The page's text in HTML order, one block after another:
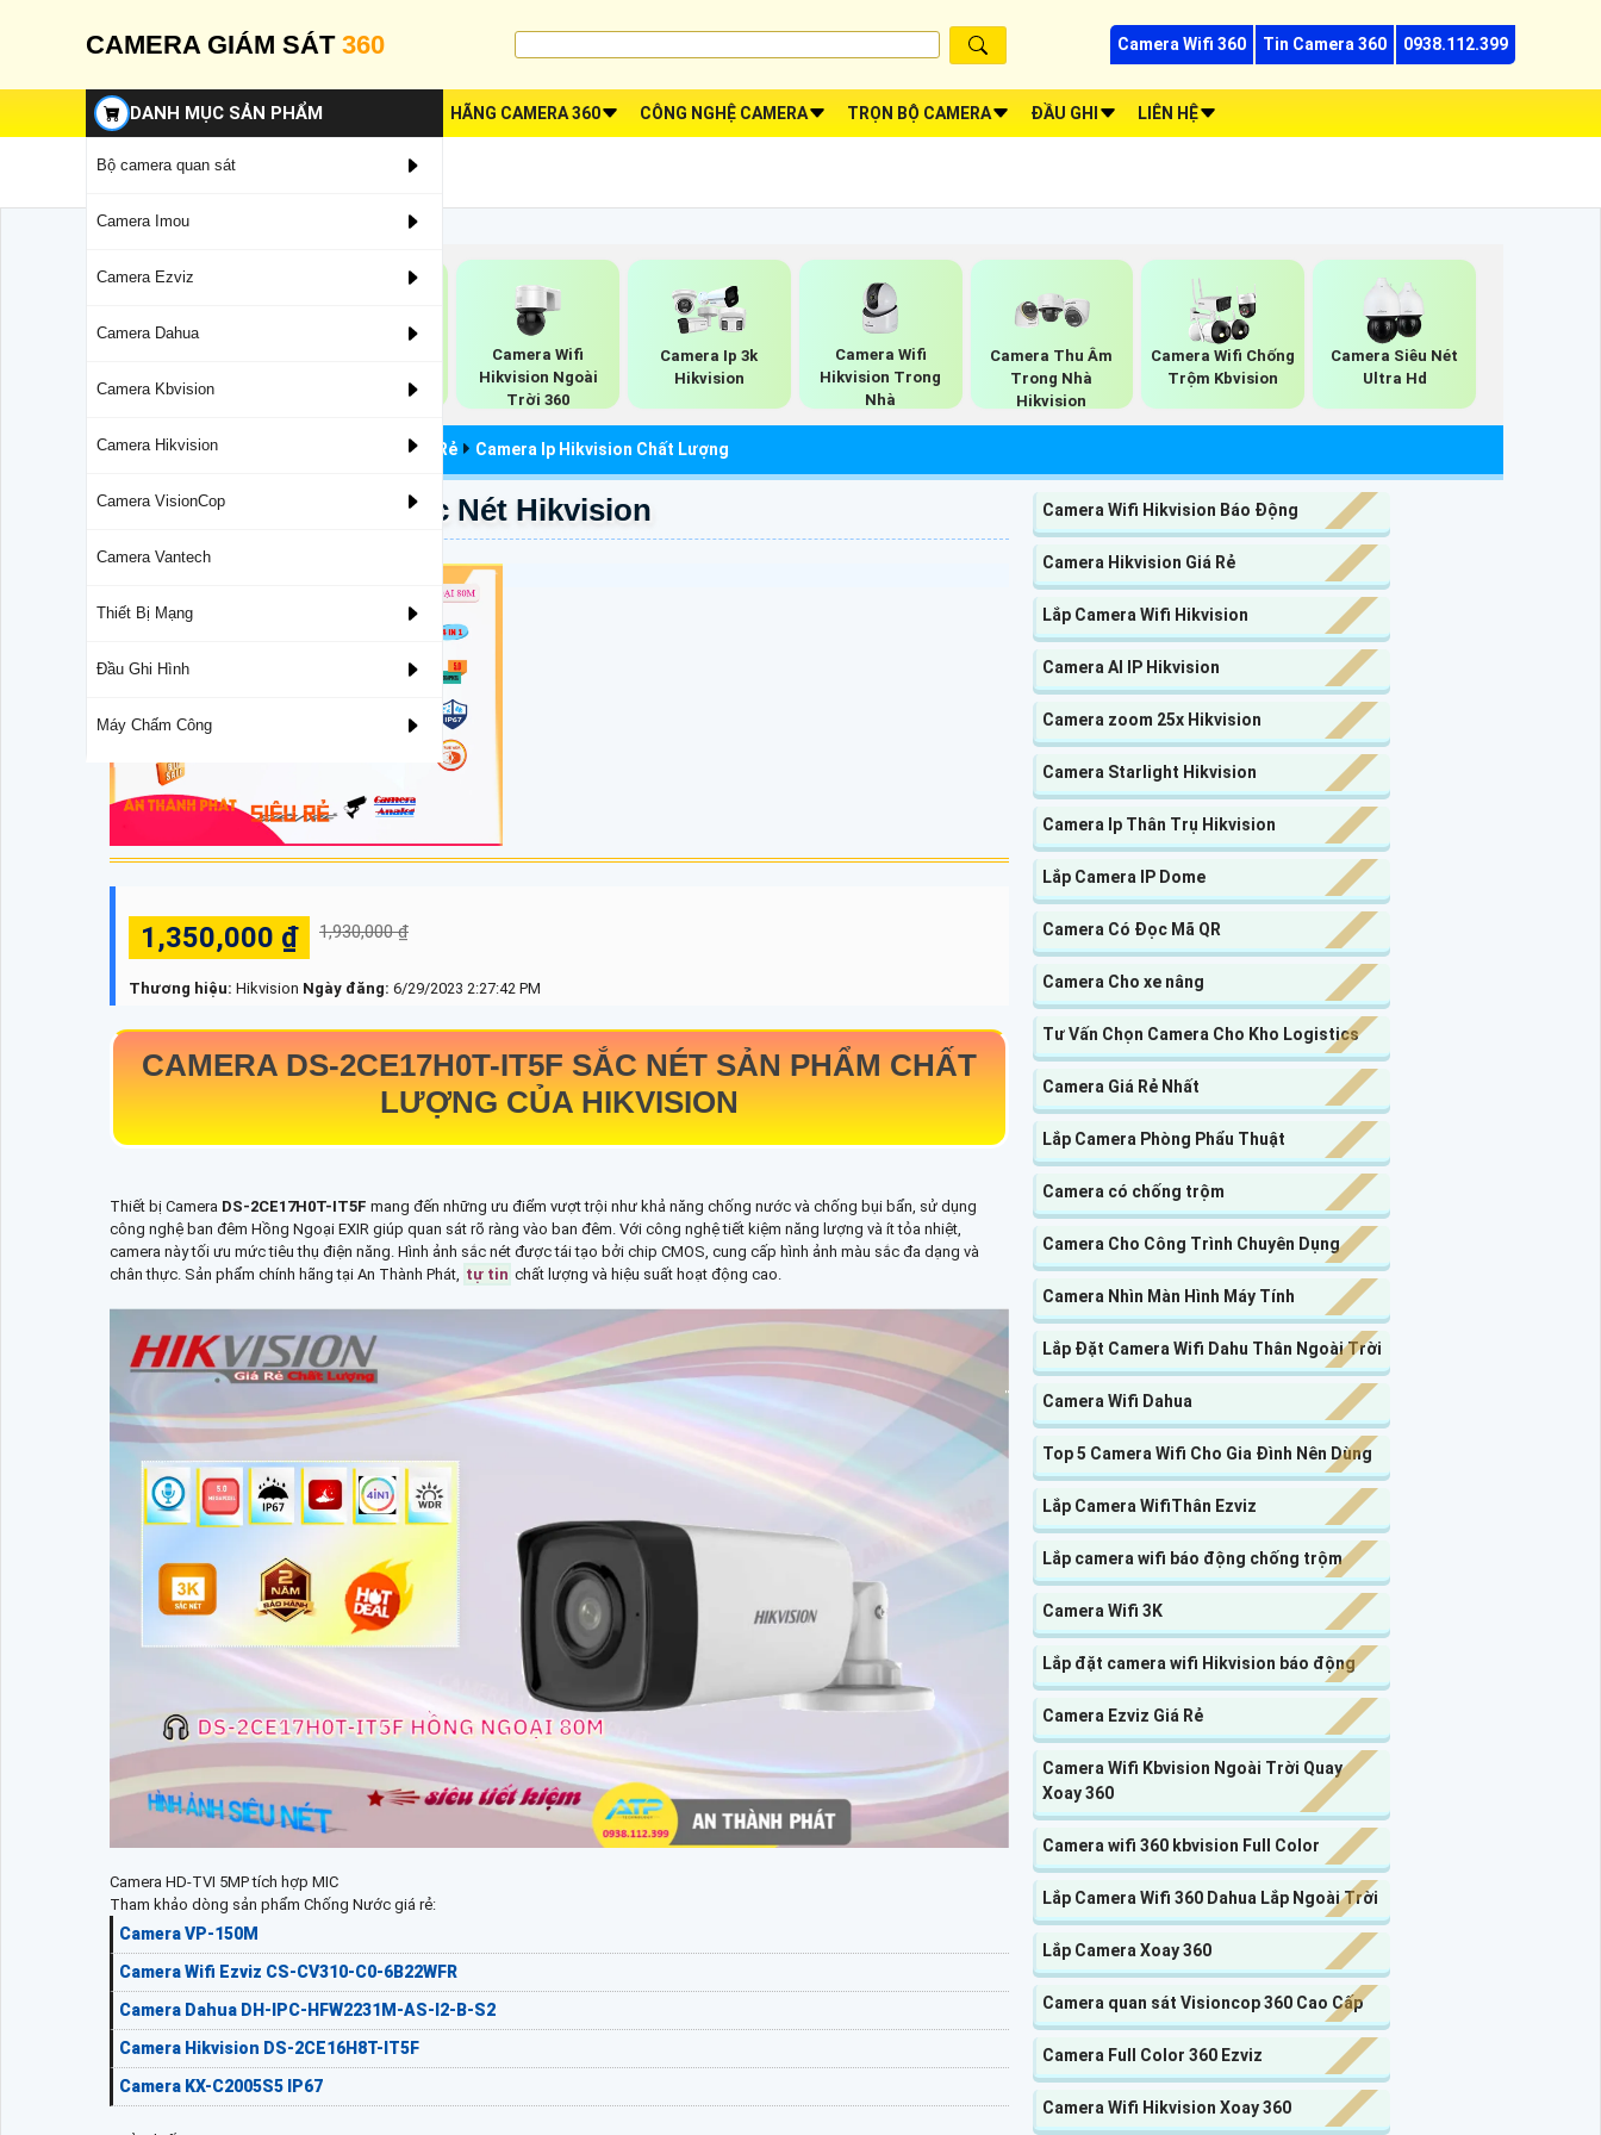
CAMERA GIÁM SÁT 360 Camera Wifi 360 Tin Camera 360 0938.112.399
DANH MỤC SẢN PHẨM
Bộ camera quan sát
Camera Imou
Camera Ezviz
Camera Dahua
Camera Kbvision
Camera Hikvision
Camera VisionCop
Camera Vantech
Thiết Bị Mạng
Đầu Ghi Hình
Máy Chấm Công
HÃNG CAMERA 360 CÔNG NGHỆ CAMERA TRỌN BỘ CAMERA ĐẦU GHI LIÊN HỆ
Camera Wifi
Hikvision Ngoài
Trời 360
Camera Ip 3k
Hikvision
Camera Wifi
Hikvision Trong
Nhà
Camera Thu Âm
Trong Nhà
Hikvision
Camera Wifi Chống
Trộm Kbvision
Camera Siêu Nét
Ultra Hd
Camera Quan Sát Camera Hikvision Giá Rẻ Camera Ip Hikvision Chất Lượng
DS-2CE17H0T-IT5F Sắc Nét Hikvision
1,350,000 ₫ 1,930,000 ₫
Thương hiệu: Hikvision Ngày đăng: 6/29/2023 2:27:42 PM
CAMERA DS-2CE17H0T-IT5F SẮC NÉT SẢN PHẨM CHẤT
LƯỢNG CỦA HIKVISION
Thiết bị Camera DS-2CE17H0T-IT5F mang đến những ưu điểm vượt trội như khả năng chống nước và chống bụi bẩn, sử dụng
công nghệ ban đêm Hồng Ngoại EXIR giúp quan sát rõ ràng vào ban đêm. Với công nghệ tiết kiệm năng lượng và ít tỏa nhiệt,
camera này tối ưu mức tiêu thụ điện năng. Hình ảnh sắc nét được tái tạo bởi chip CMOS, cung cấp hình ảnh màu sắc đa dạng và
chân thực. Sản phẩm chính hãng tại An Thành Phát, tự tin chất lượng và hiệu suất hoạt động cao.
Camera HD-TVI 5MP tích hợp MIC
Tham khảo dòng sản phẩm Chống Nước giá rẻ:
Camera VP-150M
Camera Wifi Ezviz CS-CV310-C0-6B22WFR
Camera Dahua DH-IPC-HFW2231M-AS-I2-B-S2
Camera Hikvision DS-2CE16H8T-IT5F
Camera KX-C2005S5 IP67
Camera Wifi Hikvision Báo Động
Camera Hikvision Giá Rẻ
Lắp Camera Wifi Hikvision
Camera AI IP Hikvision
Camera zoom 25x Hikvision
Camera Starlight Hikvision
Camera Ip Thân Trụ Hikvision
Lắp Camera IP Dome
Camera Có Đọc Mã QR
Camera Cho xe nâng
Tư Vấn Chọn Camera Cho Kho Logistics
Camera Giá Rẻ Nhất
Lắp Camera Phòng Phẩu Thuật
Camera có chống trộm
Camera Cho Công Trình Chuyên Dụng
Camera Nhìn Màn Hình Máy Tính
Lắp Đặt Camera Wifi Dahu Thân Ngoài Trời
Camera Wifi Dahua
Top 5 Camera Wifi Cho Gia Đình Nên Dùng
Lắp Camera WifiThân Ezviz
Lắp camera wifi báo động chống trộm
Camera Wifi 3K
Lắp đặt camera wifi Hikvision báo động
Camera Ezviz Giá Rẻ
Camera Wifi Kbvision Ngoài Trời Quay
Xoay 360
Camera wifi 360 kbvision Full Color
Lắp Camera Wifi 360 Dahua Lắp Ngoài Trời
Lắp Camera Xoay 360
Camera quan sát Visioncop 360 Cao Cấp
Camera Full Color 360 Ezviz
Camera Wifi Hikvision Xoay 360